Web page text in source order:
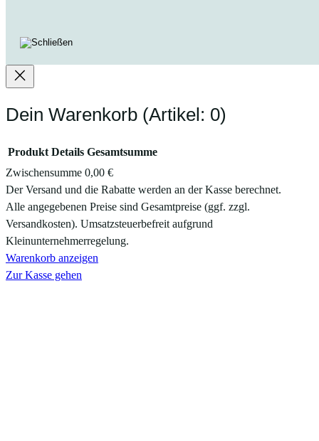
Dein Warenkorb (Artikel: 0)
Produkte
im
Warenkorb
Produkt Details Gesamtsumme
Zwischensumme 0,00 €
Der Versand und die Rabatte werden an der Kasse berechnet.
Alle angegebenen Preise sind Gesamtpreise (ggf. zzgl.
Versandkosten). Umsatzsteuerbefreit aufgrund
Kleinunternehmerregelung.
Warenkorb anzeigen
Zur Kasse gehen